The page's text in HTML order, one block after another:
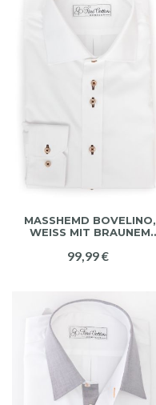
MASSHEMD BOVELINO,
WEISS MIT BRAUNEM A
99,99 €